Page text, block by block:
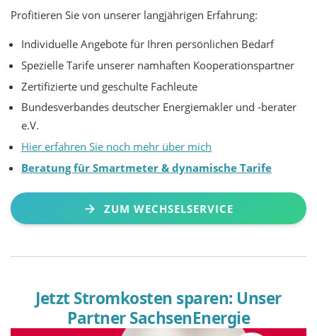
Profitieren Sie von unserer langjährigen Erfahrung:
Individuelle Angebote für Ihren persönlichen Bedarf
Spezielle Tarife unserer namhaften Kooperationspartner
Zertifizierte und geschulte Fachleute
Bundesverbandes deutscher Energiemakler und -berater
e.V.
Hier erfahren Sie noch mehr über mich
Beratung für Smartmeter & dynamische Tarife
ZUM WECHSELSERVICE
Jetzt Stromkosten sparen: Unser
Partner SachsenEnergie